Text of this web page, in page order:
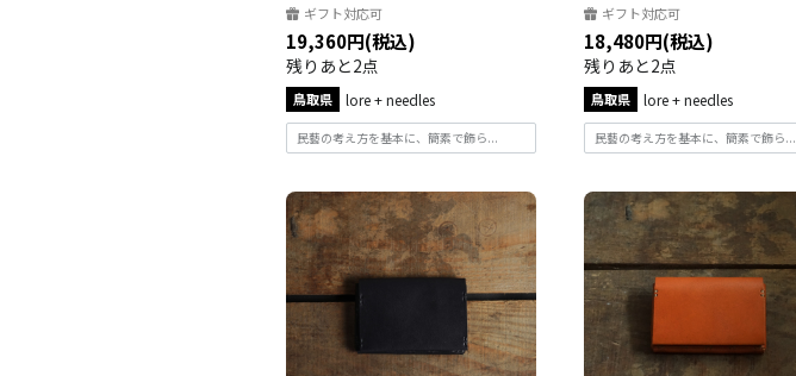
ギフト対応可
19,360円(税込)
残りあと2点
鳥取県 lore + needles
民藝の考え方を基本に、簡素で飾ら...
ギフト対応可
18,480円(税込)
残りあと2点
鳥取県 lore + needles
民藝の考え方を基本に、簡素で飾ら...